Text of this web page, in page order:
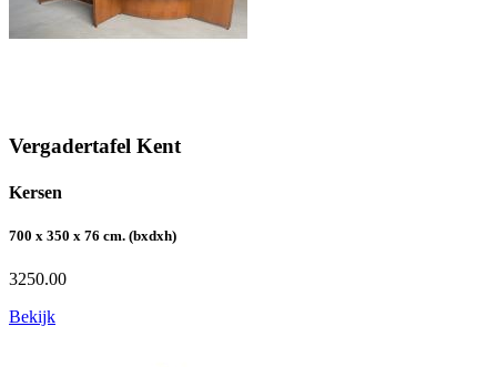
Vergadertafel Kent
Kersen
700 x 350 x 76 cm. (bxdxh)
3250.00
Bekijk